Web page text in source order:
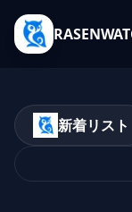
新着リスト